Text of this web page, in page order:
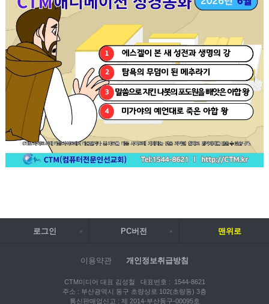
로그인 PC버전 맨위로
이용약관 개인정보취급방침
CTM미디어 대표 김성철 대표번호 : 1544-8621
주소 : 부산광역시 동구 초량상로 102(초량동) 3층
통신판매업신고 : 제 2014-부산동구-00095호